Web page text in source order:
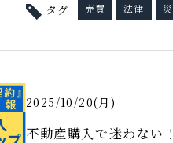
タグ 売買 法律
2025/10/20(月)
不動産購入で迷わない